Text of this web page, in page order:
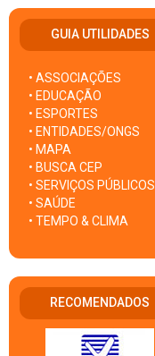
GUIA UTILIDADES
• ASSOCIAÇÕES
• EDUCAÇÃO
• ESPORTES
• ENTIDADES/ONGS
• MAPA
• BUSCA CEP
• SERVIÇOS PÚBLICOS
• SAÚDE
• TEMPO & CLIMA
RECOMENDADOS